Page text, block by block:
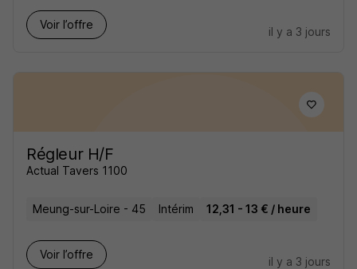
Voir l’offre
il y a 3 jours
Régleur H/F
Actual Tavers 1100
Meung-sur-Loire - 45 Intérim 12,31 - 13 € / heure
Voir l’offre
il y a 3 jours